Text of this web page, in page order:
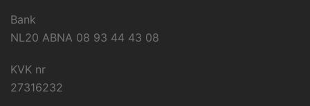
Bank
NL20 ABNA 08 93 44 43 08
KVK nr
27316232